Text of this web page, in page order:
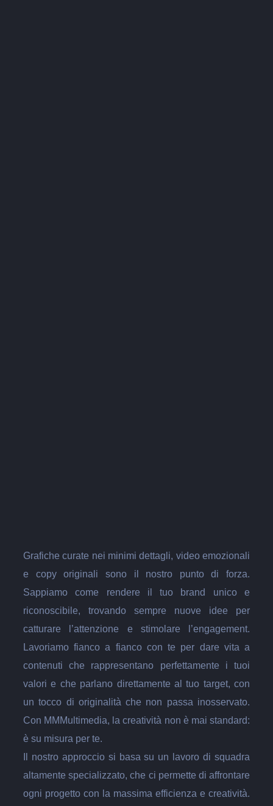
Grafiche curate nei minimi dettagli, video emozionali
e copy originali sono il nostro punto di forza.
Sappiamo come rendere il tuo brand unico e
riconoscibile, trovando sempre nuove idee per
catturare l’attenzione e stimolare l’engagement.
Lavoriamo fianco a fianco con te per dare vita a
contenuti che rappresentano perfettamente i tuoi
valori e che parlano direttamente al tuo target, con
un tocco di originalità che non passa inosservato.
Con MMMultimedia, la creatività non è mai standard:
è su misura per te.
Il nostro approccio si basa su un lavoro di squadra
altamente specializzato, che ci permette di affrontare
ogni progetto con la massima efficienza e creatività.